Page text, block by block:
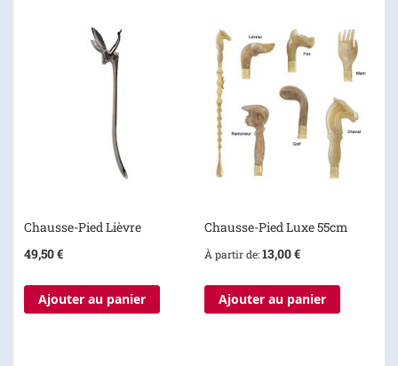
Chausse-Pied Lièvre
49,50 €
Ajouter au panier
Chausse-Pied Luxe 55cm
À partir de 13,00 €
Ajouter au panier